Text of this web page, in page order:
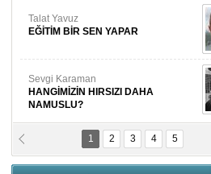
Talat Yavuz
EĞİTİM BİR SEN YAPAR
Sevgi Karaman
HANGİMİZİN HIRSIZI DAHA
NAMUSLU?
Prof. Dr. Cahit Kurbanoğlu
1 2 3 4 5